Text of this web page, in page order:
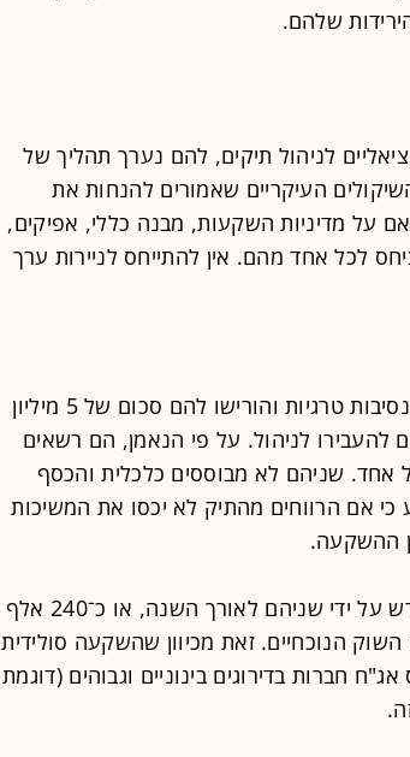
שלהם.
לניהול תיקים, להם נערך תהליך של
העיקריים שאמורים להנחות את
על מדיניות השקעות, מבנה כללי, אפיקים,
לכל אחד מהם. אין להתייחס לניירות ערך
אח ואחות, שהוריהם נפטרו לאחרונה בנסיבות טרגיות והורישו להם סכום של 5 מיליון
להעבירו לניהול. על פי הנאמן, הם רשאים
חודשי של 10,000 שקל כל אחד. שניהם לא מבוססים כלכלית והכסף
אם הרווחים מהתיק לא יכסו את המשיכות
ההשקעה.
משיכה בסך 20 אלף שקל בחודש על ידי שניהם לאורך השנה, או כ־240 אלף
הנוכחיים. זאת מכיוון שהשקעה סולידית
חברות בדירוגים בינוניים וגבוהים (דוגמת